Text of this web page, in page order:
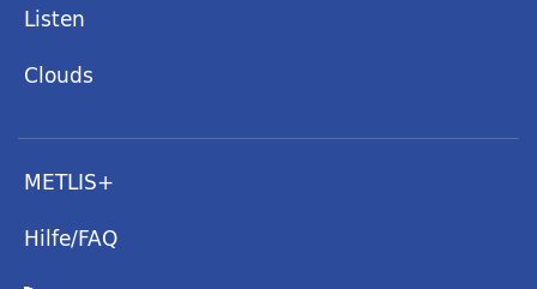
Listen
Clouds
METLIS+
Hilfe/FAQ